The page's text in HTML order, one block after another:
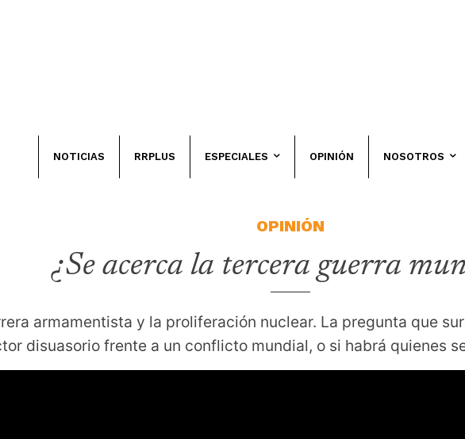
NOTICIAS RRPLUS ESPECIALES OPINIÓN NOSOTROS
OPINIÓN
¿Se acerca la tercera guerra
armamentista y la proliferación nuclear. La pregunta que
disuasorio frente a un conflicto mundial, o si habrá quienes